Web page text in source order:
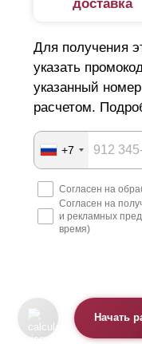
доставка
Для получения
указать
указанный
расчетом.
+7
Согласен на
Согласен на
и рекламных
время)
Начать